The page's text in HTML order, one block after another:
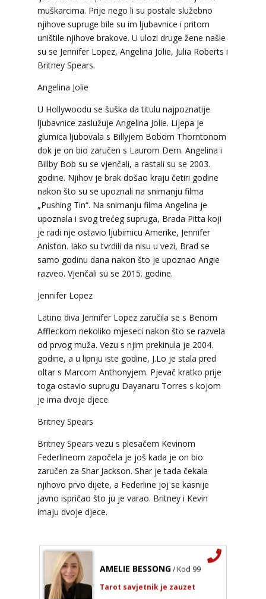
muškarcima. Prije nego li su postale služebno
njihove supruge bile su im ljubavnice i pritom
uništile njihove brakove. U ulozi druge žene našle
su se Jennifer Lopez, Angelina Jolie, Julia Roberts i
Britney Spears.
Angelina Jolie
U Hollywoodu se šuška da titulu najpoznatije
ljubavnice zaslužuje Angelina Jolie. Lijepa je
glumica ljubovala s Billyjem Bobom Thorntonom
dok je on bio zaručen s Laurom Dern. Angelina i
Billby Bob su se vjenčali, a rastali su se 2003.
godine. Njihov je brak došao kraju četiri godine
nakon što su se upoznali na snimanju filma
„Pushing Tin“. Na snimanju filma Angelina je
upoznala i svog trećeg supruga, Brada Pitta koji
je radi nje ostavio ljubimicu Amerike, Jennifer
Aniston. Iako su tvrdili da nisu u vezi, Brad se
samo godinu dana nakon što je upoznao Angie
razveo. Vjenčali su se 2015. godine.
Jennifer Lopez
Latino diva Jennifer Lopez zaručila se s Benom
Affleckom nekoliko mjeseci nakon što se razvela
od prvog muža. Vezu s njim prekinula je 2004.
godine, a u lipnju iste godine, J.Lo je stala pred
oltar s Marcom Anthonyjem. Pjevač kratko prije
toga ostavio suprugu Dayanaru Torres s kojom
je ima dvoje djece.
Britney Spears
Britney Spears vezu s plesačem Kevinom
Federlineom započela je još kada je on bio
zaručen za Shar Jackson. Shar je tada čekala
njihovo prvo dijete, a Federline joj se kasnije
javno ispričao što ju je varao. Britney i Kevin
imaju dvoje djece.
VIKTORIJA/ Kod 369
Tarot savjetnik je zauzet
TEHNIKE:astrologija, numerologija, tarot,
radiestezija
Broj tel: 064/600-600
tel:0,93€ - mob:1,12€ min
ELA
/ Kod 151
TEHNIKE:
visak, feng shui numerologija, anđeoski brojevi,
tumačenje snova, rune, kristali, reiki, terapija
bojama, anđeoske karte, iscjeljivanje anđeoskim
energijama
Broj tel: 064/600-600
tel:0,93€ - mob:1,12€ min